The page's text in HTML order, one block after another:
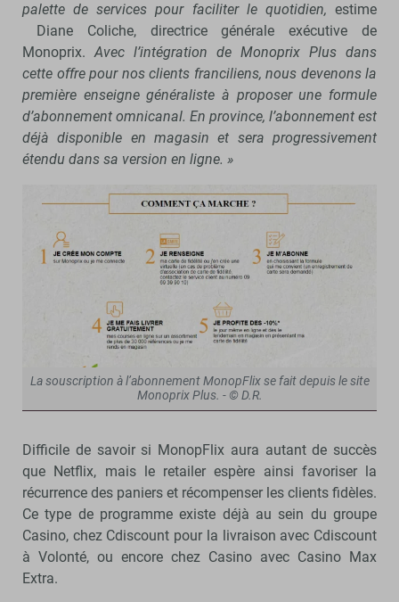
palette de services pour faciliter le quotidien, estime
Diane Coliche, directrice générale exécutive de
Monoprix.Avec l’intégration de Monoprix Plus dans
cette offre pour nos clients franciliens, nous devenons la
première enseigne généraliste à proposer une formule
d’abonnement omnicanal. En province, l’abonnement est
déjà disponible en magasin et sera progressivement
étendu dans sa version en ligne. »
La souscription à l’abonnement MonopFlix se fait depuis le site
Monoprix Plus. - © D.R.
Difficile de savoir si MonopFlix aura autant de succès
que Netflix, mais le retailer espère ainsi favoriser la
récurrence des paniers et récompenser les clients fidèles.
Ce type de programme existe déjà au sein du groupe
Casino, chez Cdiscount pour la livraison avec Cdiscount
à Volonté, ou encore chez Casino avec Casino Max
Extra.